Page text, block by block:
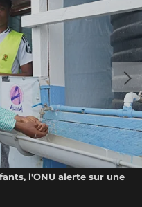
l'ONU alerte sur une